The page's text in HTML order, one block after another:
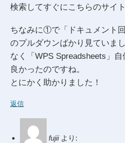
検索してすぐにこちらのサイ
ちなみに①で「ドキュメント
のプルダウンばかり見ていま
なく「WPS Spreadsheets」
良かったのですね。
とにかく助かりました！
返信
fujii より: